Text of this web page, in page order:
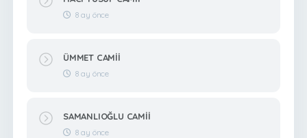
8 ay önce
ÜMMET CAMİİ
8 ay önce
SAMANLIOĞLU CAMİİ
8 ay önce